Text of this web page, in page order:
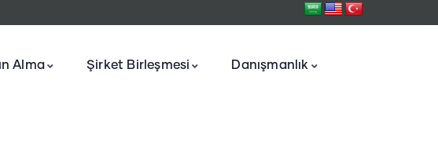
Alma Şirket Birleşmesi Danışmanlık